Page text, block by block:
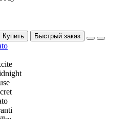
Купить Быстрый заказ